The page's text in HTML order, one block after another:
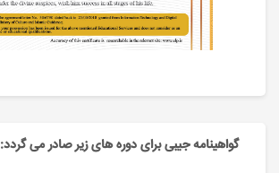
گواهینامه جیبی برای دوره های زیر صادر می گردد: